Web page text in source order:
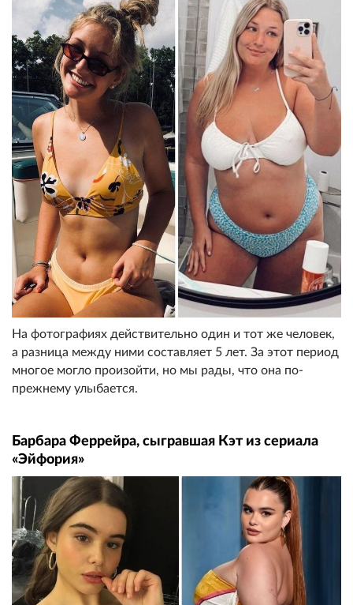
На фотографиях действительно один и тот же человек,
а разница между ними составляет 5 лет. За этот период
многое могло произойти, но мы рады, что она по-
прежнему улыбается.
Барбара Феррейра, сыгравшая Кэт из сериала
«Эйфория»